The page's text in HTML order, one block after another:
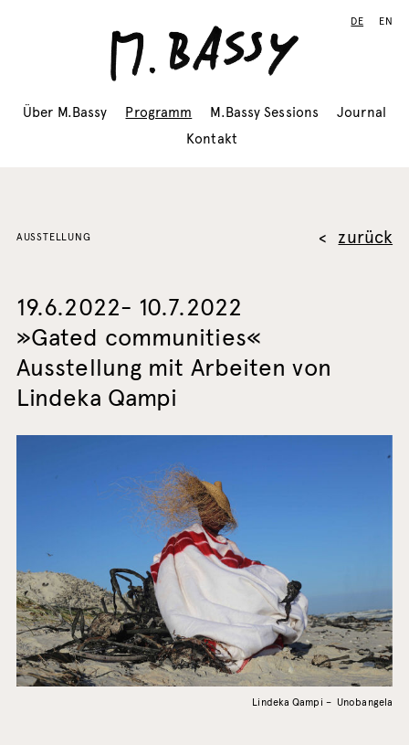
Über M.Bassy Programm M.Bassy Sessions
Journal
Kontakt
DE EN
zurück
AUSSTELLUNG
19.6.2022- 10.7.2022
»Gated communities«
Ausstellung mit Arbeiten von
Lindeka Qampi
Lindeka Qampi – Unobangela